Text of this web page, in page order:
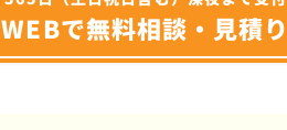
WEBで無料相談・見積り